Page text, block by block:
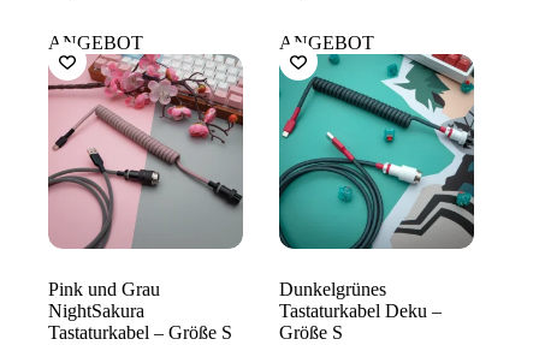
war:
69,99 €
ist:
55,99 €.
war:
69,99 €
ist:
55,99 €.
ANGEBOT
Pink und Grau
NightSakura
Tastaturkabel – Größe S
ANGEBOT
Dunkelgrünes
Tastaturkabel Deku –
Größe S